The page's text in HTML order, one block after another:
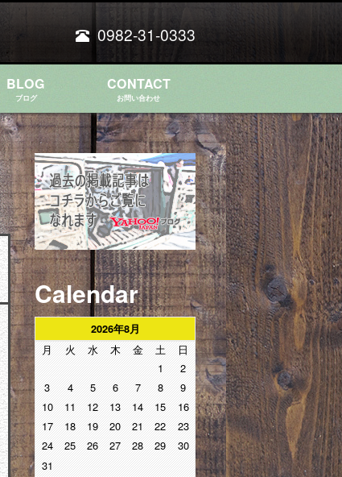
0982-31-0333
BLOG
ブログ
CONTACT
お問い合わせ
Calendar
2026年8月
月 火 水 木 金 土
日
1
2
3
4 5 6 7 8
9
10
11 12 13 14 15
16
17
18 19 20 21 22
23
24
25 26 27 28 29
30
31